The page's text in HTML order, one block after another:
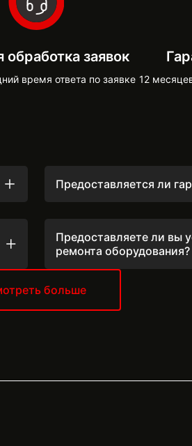
обработка заявок
время ответа по заявке 12
Предоставляется ли
чтобы вы могли ещё
вашей техники.
Предоставляете ли вы
ремонта оборудования?
Профилактическое
больше